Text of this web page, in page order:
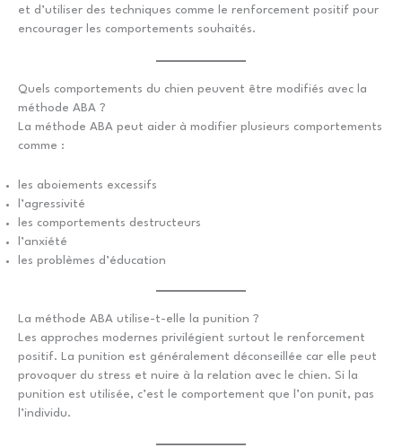
et d’utiliser des techniques comme le renforcement positif pour
encourager les comportements souhaités.
Quels comportements du chien peuvent être modifiés avec la
méthode ABA ?
La méthode ABA peut aider à modifier plusieurs comportements
comme :
les aboiements excessifs
l’agressivité
les comportements destructeurs
l’anxiété
les problèmes d’éducation
La méthode ABA utilise-t-elle la punition ?
Les approches modernes privilégient surtout le renforcement
positif. La punition est généralement déconseillée car elle peut
provoquer du stress et nuire à la relation avec le chien. Si la
punition est utilisée, c’est le comportement que l’on punit, pas
l’individu.